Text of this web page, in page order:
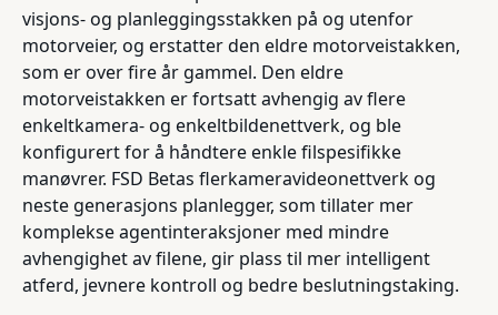
visjons- og planleggingsstakken på og utenfor
motorveier, og erstatter den eldre motorveistakken,
som er over fire år gammel. Den eldre
motorveistakken er fortsatt avhengig av flere
enkeltkamera- og enkeltbildenettverk, og ble
konfigurert for å håndtere enkle filspesifikke
manøvrer. FSD Betas flerkameravideonettverk og
neste generasjons planlegger, som tillater mer
komplekse agentinteraksjoner med mindre
avhengighet av filene, gir plass til mer intelligent
atferd, jevnere kontroll og bedre beslutningstaking.